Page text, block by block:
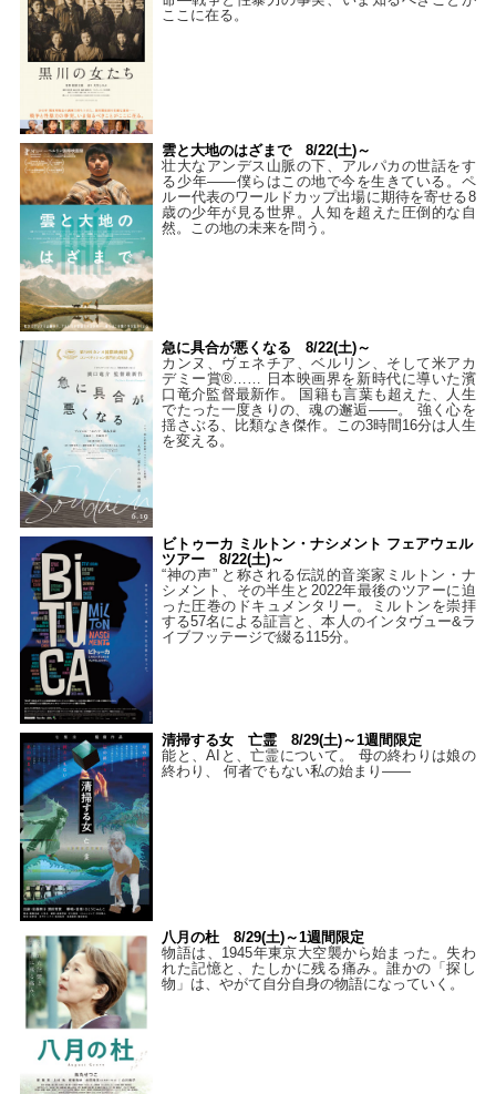
ここに在る。
雲と大地のはざまで 8/22(土)～
壮大なアンデス山脈の下、アルパカの世話をす
る少年――僕らはこの地で今を生きている。ペ
ルー代表のワールドカップ出場に期待を寄せる8
歳の少年が見る世界。人知を超えた圧倒的な自
然。この地の未来を問う。
急に具合が悪くなる 8/22(土)～
カンヌ、ヴェネチア、ベルリン、そして米アカ
デミー賞®…… 日本映画界を新時代に導いた濱
口竜介監督最新作。 国籍も言葉も超えた、人生
でたった一度きりの、魂の邂逅――。 強く心を
揺さぶる、比類なき傑作。この3時間16分は人生
を変える。
ビトゥーカ ミルトン・ナシメント フェアウェル
ツアー 8/22(土)～
“神の声” と称される伝説的音楽家ミルトン・ナ
シメント、その半生と2022年最後のツアーに迫
った圧巻のドキュメンタリー。ミルトンを崇拝
する57名による証言と、本人のインタヴュー&ラ
イブフッテージで綴る115分。
清掃する女 亡霊 8/29(土)～1週間限定
能と、AIと、亡霊について。 母の終わりは娘の
終わり、 何者でもない私の始まり――
八月の杜 8/29(土)～1週間限定
物語は、1945年東京大空襲から始まった。失わ
れた記憶と、たしかに残る痛み。誰かの「探し
物」は、やがて自分自身の物語になっていく。